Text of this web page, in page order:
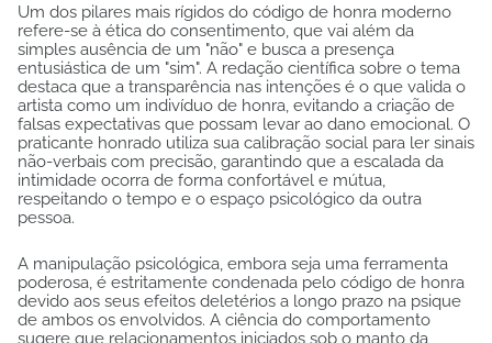
Um dos pilares mais rígidos do código de honra moderno
refere-se à ética do consentimento, que vai além da
simples ausência de um "não" e busca a presença
entusiástica de um "sim". A redação científica sobre o tema
destaca que a transparência nas intenções é o que valida o
artista como um indivíduo de honra, evitando a criação de
falsas expectativas que possam levar ao dano emocional. O
praticante honrado utiliza sua calibração social para ler sinais
não-verbais com precisão, garantindo que a escalada da
intimidade ocorra de forma confortável e mútua,
respeitando o tempo e o espaço psicológico da outra
pessoa.
A manipulação psicológica, embora seja uma ferramenta
poderosa, é estritamente condenada pelo código de honra
devido aos seus efeitos deletérios a longo prazo na psique
de ambos os envolvidos. A ciência do comportamento
sugere que relacionamentos iniciados sob o manto da